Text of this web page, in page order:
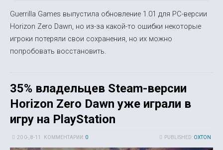
Guerrilla Games выпустила обновление 1.01 для PC-версии
Horizon Zero Dawn, но из-за какой-то ошибки некоторые
игроки потеряли свои сохранения, но их можно
попробовать восстановить.
35% владельцев Steam-версии
Horizon Zero Dawn уже играли в
игру на PlayStation
PUBLISHED: OXTON
20 0-, 8-11 КОММЕНТАРИИ: 0